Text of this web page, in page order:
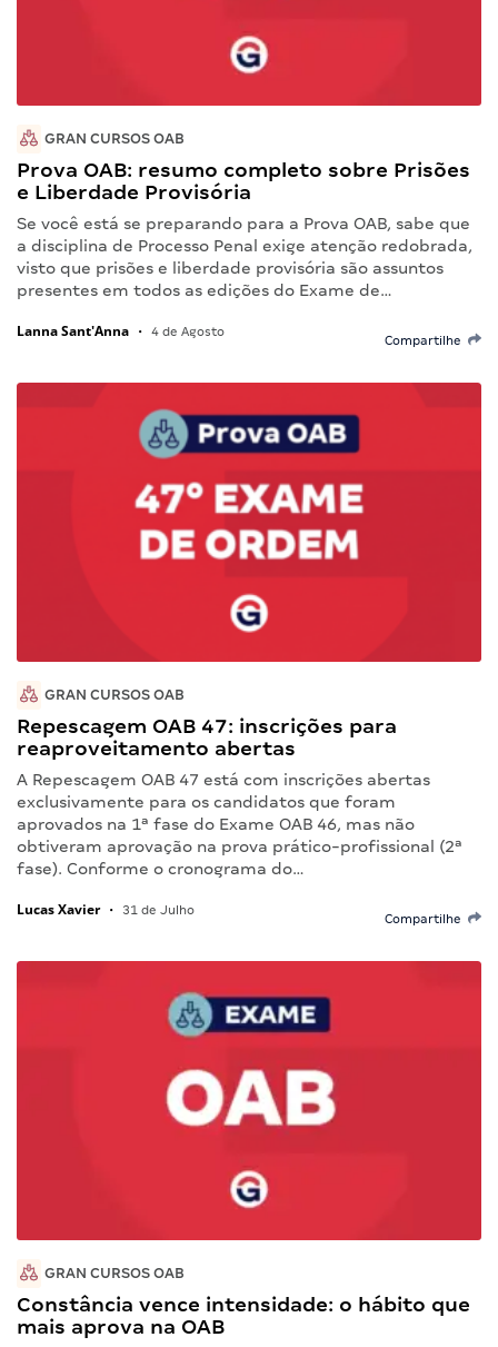
GRAN CURSOS OAB
Prova OAB: resumo completo sobre Prisões
e Liberdade Provisória
Se você está se preparando para a Prova OAB, sabe que
a disciplina de Processo Penal exige atenção redobrada,
visto que prisões e liberdade provisória são assuntos
presentes em todos as edições do Exame de…
Lanna Sant'Anna • 4 de Agosto
Compartilhe
GRAN CURSOS OAB
Repescagem OAB 47: inscrições para
reaproveitamento abertas
A Repescagem OAB 47 está com inscrições abertas
exclusivamente para os candidatos que foram
aprovados na 1ª fase do Exame OAB 46, mas não
obtiveram aprovação na prova prático-profissional (2ª
fase). Conforme o cronograma do…
Lucas Xavier • 31 de Julho
Compartilhe
GRAN CURSOS OAB
Constância vence intensidade: o hábito que
mais aprova na OAB